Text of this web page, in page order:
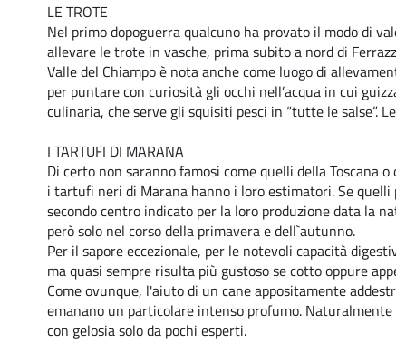
LE TROTE
Nel primo dopoguerra qualcuno ha provato il modo di
allevare le trote in vasche, prima subito a nord di
Valle del Chiampo è nota anche come luogo di
per puntare con curiosità gli occhi nell’acqua in cui
culinaria, che serve gli squisiti pesci in “tutte le salse”.
I TARTUFI DI MARANA
Di certo non saranno famosi come quelli della Toscana
i tartufi neri di Marana hanno i loro estimatori. Se
secondo centro indicato per la loro produzione data la
però solo nel corso della primavera e dell`autunno.
Per il sapore eccezionale, per le notevoli capacità
ma quasi sempre risulta più gustoso se cotto oppure
Come ovunque, l'aiuto di un cane appositamente
emanano un particolare intenso profumo.
con gelosia solo da pochi esperti.